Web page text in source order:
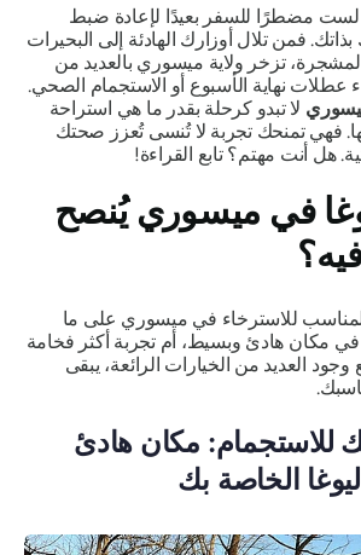
لست مضطرًا للسفر بعيدًا لإعادة ضبط
فمن تلال أوزارك الهادئة إلى البحيرات
تزخر ولاية ميسوري بالعديد من
عطلات نهاية الأسبوع أو الاستجمام الصحي.
لا تبدو كرحلة بقدر ما هي استراحة
فهي تمنحك تجربة لا تُنسى تُعزز صحتك
هل أنت مهتم؟ تابع القراءة!
في ميسوري يُنصح
المناسب للاسترخاء في ميسوري على ما
مكان هادئ وبسيط، أم تجربة أكثر فخامة
العديد من الخيارات الرائعة، يبقى
للاستجمام: مكان هادئ
الخاصة بك